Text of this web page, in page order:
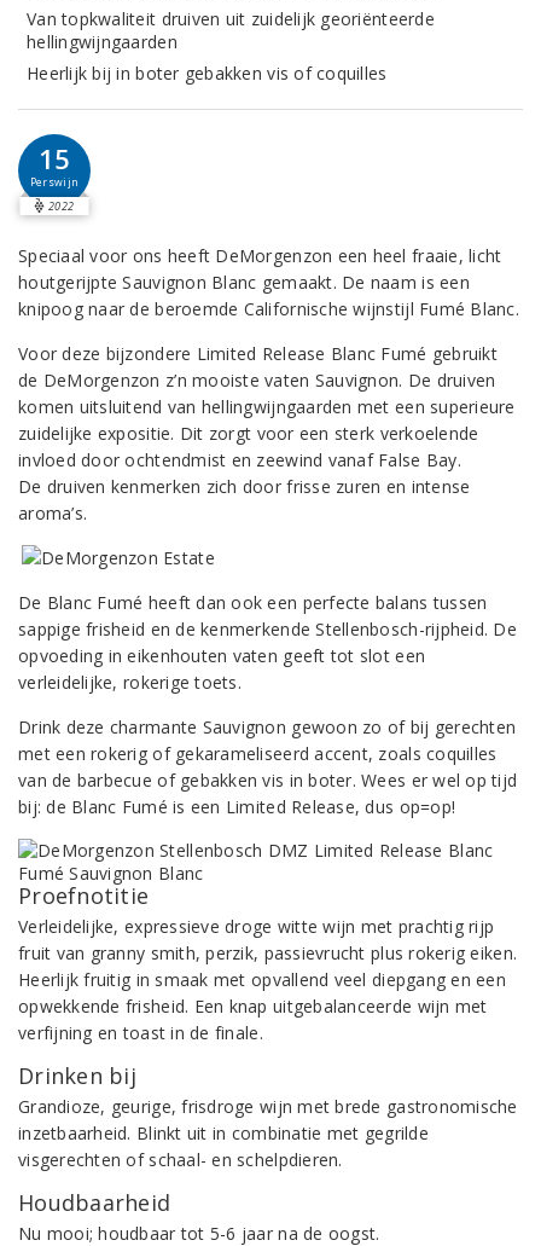
Van topkwaliteit druiven uit zuidelijk georiënteerde
hellingwijngaarden
Heerlijk bij in boter gebakken vis of coquilles
15
Perswijn
2022
Speciaal voor ons heeft DeMorgenzon een heel fraaie, licht
houtgerijpte Sauvignon Blanc gemaakt. De naam is een
knipoog naar de beroemde Californische wijnstijl Fumé Blanc.
Voor deze bijzondere Limited Release Blanc Fumé gebruikt
de DeMorgenzon z’n mooiste vaten Sauvignon. De druiven
komen uitsluitend van hellingwijngaarden met een superieure
zuidelijke expositie. Dit zorgt voor een sterk verkoelende
invloed door ochtendmist en zeewind vanaf False Bay.
De druiven kenmerken zich door frisse zuren en intense
aroma’s.
De Blanc Fumé heeft dan ook een perfecte balans tussen
sappige frisheid en de kenmerkende Stellenbosch-rijpheid. De
opvoeding in eikenhouten vaten geeft tot slot een
verleidelijke, rokerige toets.
Drink deze charmante Sauvignon gewoon zo of bij gerechten
met een rokerig of gekarameliseerd accent, zoals coquilles
van de barbecue of gebakken vis in boter. Wees er wel op tijd
bij: de Blanc Fumé is een Limited Release, dus op=op!
Proefnotitie
Verleidelijke, expressieve droge witte wijn met prachtig rijp
fruit van granny smith, perzik, passievrucht plus rokerig eiken.
Heerlijk fruitig in smaak met opvallend veel diepgang en een
opwekkende frisheid. Een knap uitgebalanceerde wijn met
verfijning en toast in de finale.
Drinken bij
Grandioze, geurige, frisdroge wijn met brede gastronomische
inzetbaarheid. Blinkt uit in combinatie met gegrilde
visgerechten of schaal- en schelpdieren.
Houdbaarheid
Nu mooi; houdbaar tot 5-6 jaar na de oogst.